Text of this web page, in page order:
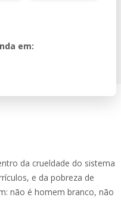
em:
da crueldade do sistema
e da pobreza de
não é homem branco, não